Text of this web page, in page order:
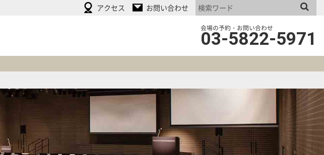
アクセス お問い合わせ
会場の予約・お問い合わせ
03-5822-5971